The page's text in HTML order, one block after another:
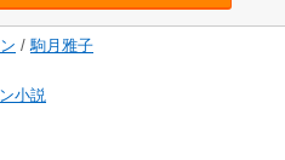
/ 駒月雅子
小説